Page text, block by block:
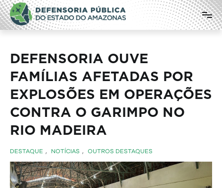
Pular
para
o
conteúdo
Defensoria Pública do Estado do
Amazonas
DEFENSORIA OUVE
FAMÍLIAS AFETADAS POR
EXPLOSÕES EM OPERAÇÕES
CONTRA O GARIMPO NO
RIO MADEIRA
DESTAQUE , NOTÍCIAS , OUTROS DESTAQUES